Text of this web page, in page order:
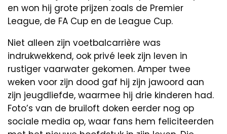
en won hij grote prijzen zoals de Premier
League, de FA Cup en de League Cup.
Niet alleen zijn voetbalcarrière was
indrukwekkend, ook privé leek zijn leven in
rustiger vaarwater gekomen. Amper twee
weken voor zijn dood gaf hij zijn jawoord aan
zijn jeugdliefde, waarmee hij drie kinderen had.
Foto’s van de bruiloft doken eerder nog op
sociale media op, waar fans hem feliciteerden